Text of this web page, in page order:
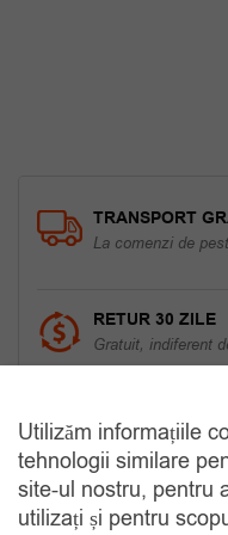
TRANSPORT
La comenzi de
RETUR 30 ZILE
Gratuit, indiferent
COMANDA
Tel. 0770420114
Utilizăm informațiile
tehnologii similare
site-ul nostru, pentru
utilizați și pentru